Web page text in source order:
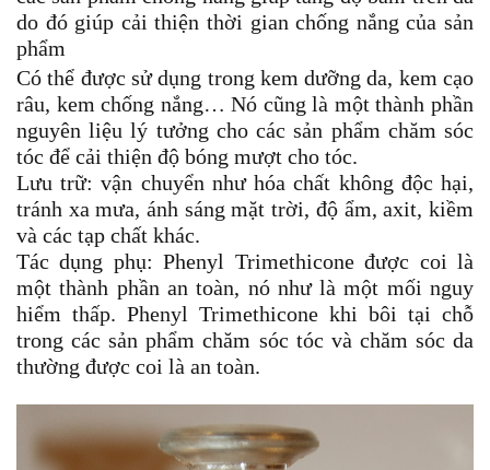
do đó giúp cải thiện thời gian chống nắng của sản
phẩm
Có thể được sử dụng trong kem dưỡng da, kem cạo
râu, kem chống nắng… Nó cũng là một thành phần
nguyên liệu lý tưởng cho các sản phẩm chăm sóc
tóc để cải thiện độ bóng mượt cho tóc.
Lưu trữ: vận chuyển như hóa chất không độc hại,
tránh xa mưa, ánh sáng mặt trời, độ ẩm, axit, kiềm
và các tạp chất khác.
Tác dụng phụ: Phenyl Trimethicone được coi là
một thành phần an toàn, nó như là một mối nguy
hiểm thấp. Phenyl Trimethicone khi bôi tại chỗ
trong các sản phẩm chăm sóc tóc và chăm sóc da
thường được coi là an toàn.